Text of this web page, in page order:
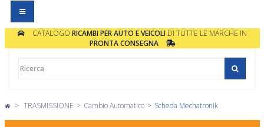
Navigazione
Toggle
CATALOGO RICAMBI PER AUTO E VEICOLIDI TUTTE LE MARCHE IN
PRONTA CONSEGNA
> TRASMISSIONE > Cambio Automatico > Scheda Mechatronik